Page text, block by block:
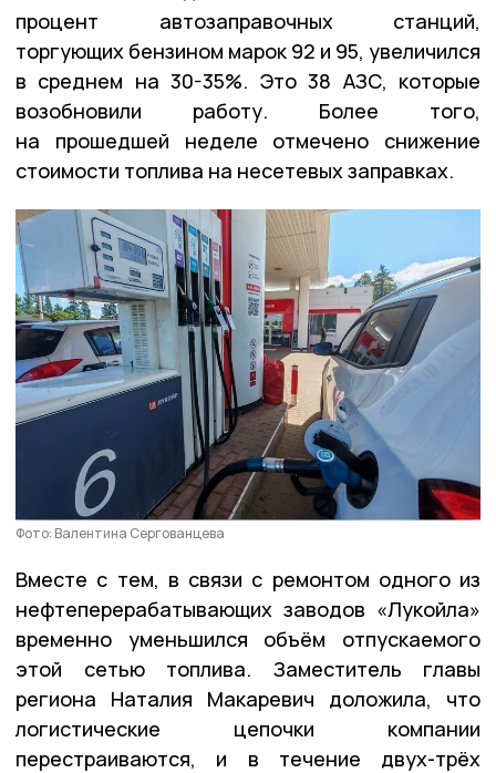
процент автозаправочных станций,
торгующих бензином марок 92 и 95, увеличился
в среднем на 30-35%. Это 38 АЗС, которые
возобновили работу. Более того,
на прошедшей неделе отмечено снижение
стоимости топлива на несетевых заправках.
Фото: Валентина Сергованцева
Вместе с тем, в связи с ремонтом одного из
нефтеперерабатывающих заводов «Лукойла»
временно уменьшился объём отпускаемого
этой сетью топлива. Заместитель главы
региона Наталия Макаревич доложила, что
логистические цепочки компании
перестраиваются, и в течение двух-трёх